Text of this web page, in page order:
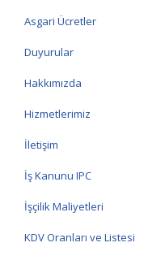
Asgari Ücretler
Duyurular
Hakkımızda
Hizmetlerimiz
İletişim
İş Kanunu IPC
İşçilik Maliyetleri
KDV Oranları ve Listesi